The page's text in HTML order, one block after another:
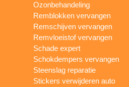
Ozonbehandeling
Remblokken vervangen
Remschijven vervangen
Remvloeistof vervangen
Schade expert
Schokdempers vervangen
Steenslag reparatie
Stickers verwijderen auto